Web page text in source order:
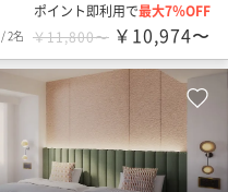
ポイント即利用で最大7％OFF
/2名 ￥11,800〜 ￥10,974〜